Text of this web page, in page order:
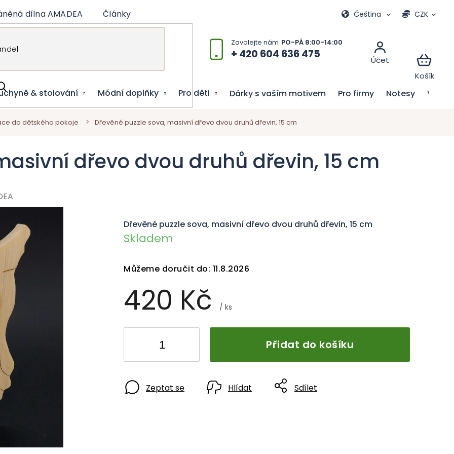
+ 420 604 636 475
dílna AMADEA Články CZK
Čeština
& stolování Módní doplňky Pro děti Dárky s vaším motivem Pro firmy Notesy
do dětského pokoje Dřevěné puzzle sova, masivní dřevo dvou druhů dřevin, 15 cm
dřevo dvou druhů dřevin, 15 cm
420 Kč / ks
Skladem
Můžeme doručit do: 11.8.2026
Přidat do košíku
Dřevěné puzzle sova, masivní dřevo dvou druhů dřevin, 15 cm
Zeptat se Hlídat Sdílet